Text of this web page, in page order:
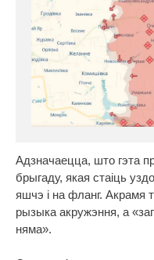
Адзначаецца, што гэта
брыгаду, якая стаіць
яшчэ і на фланг. Акрамя
рызыка акружэння, а
няма».